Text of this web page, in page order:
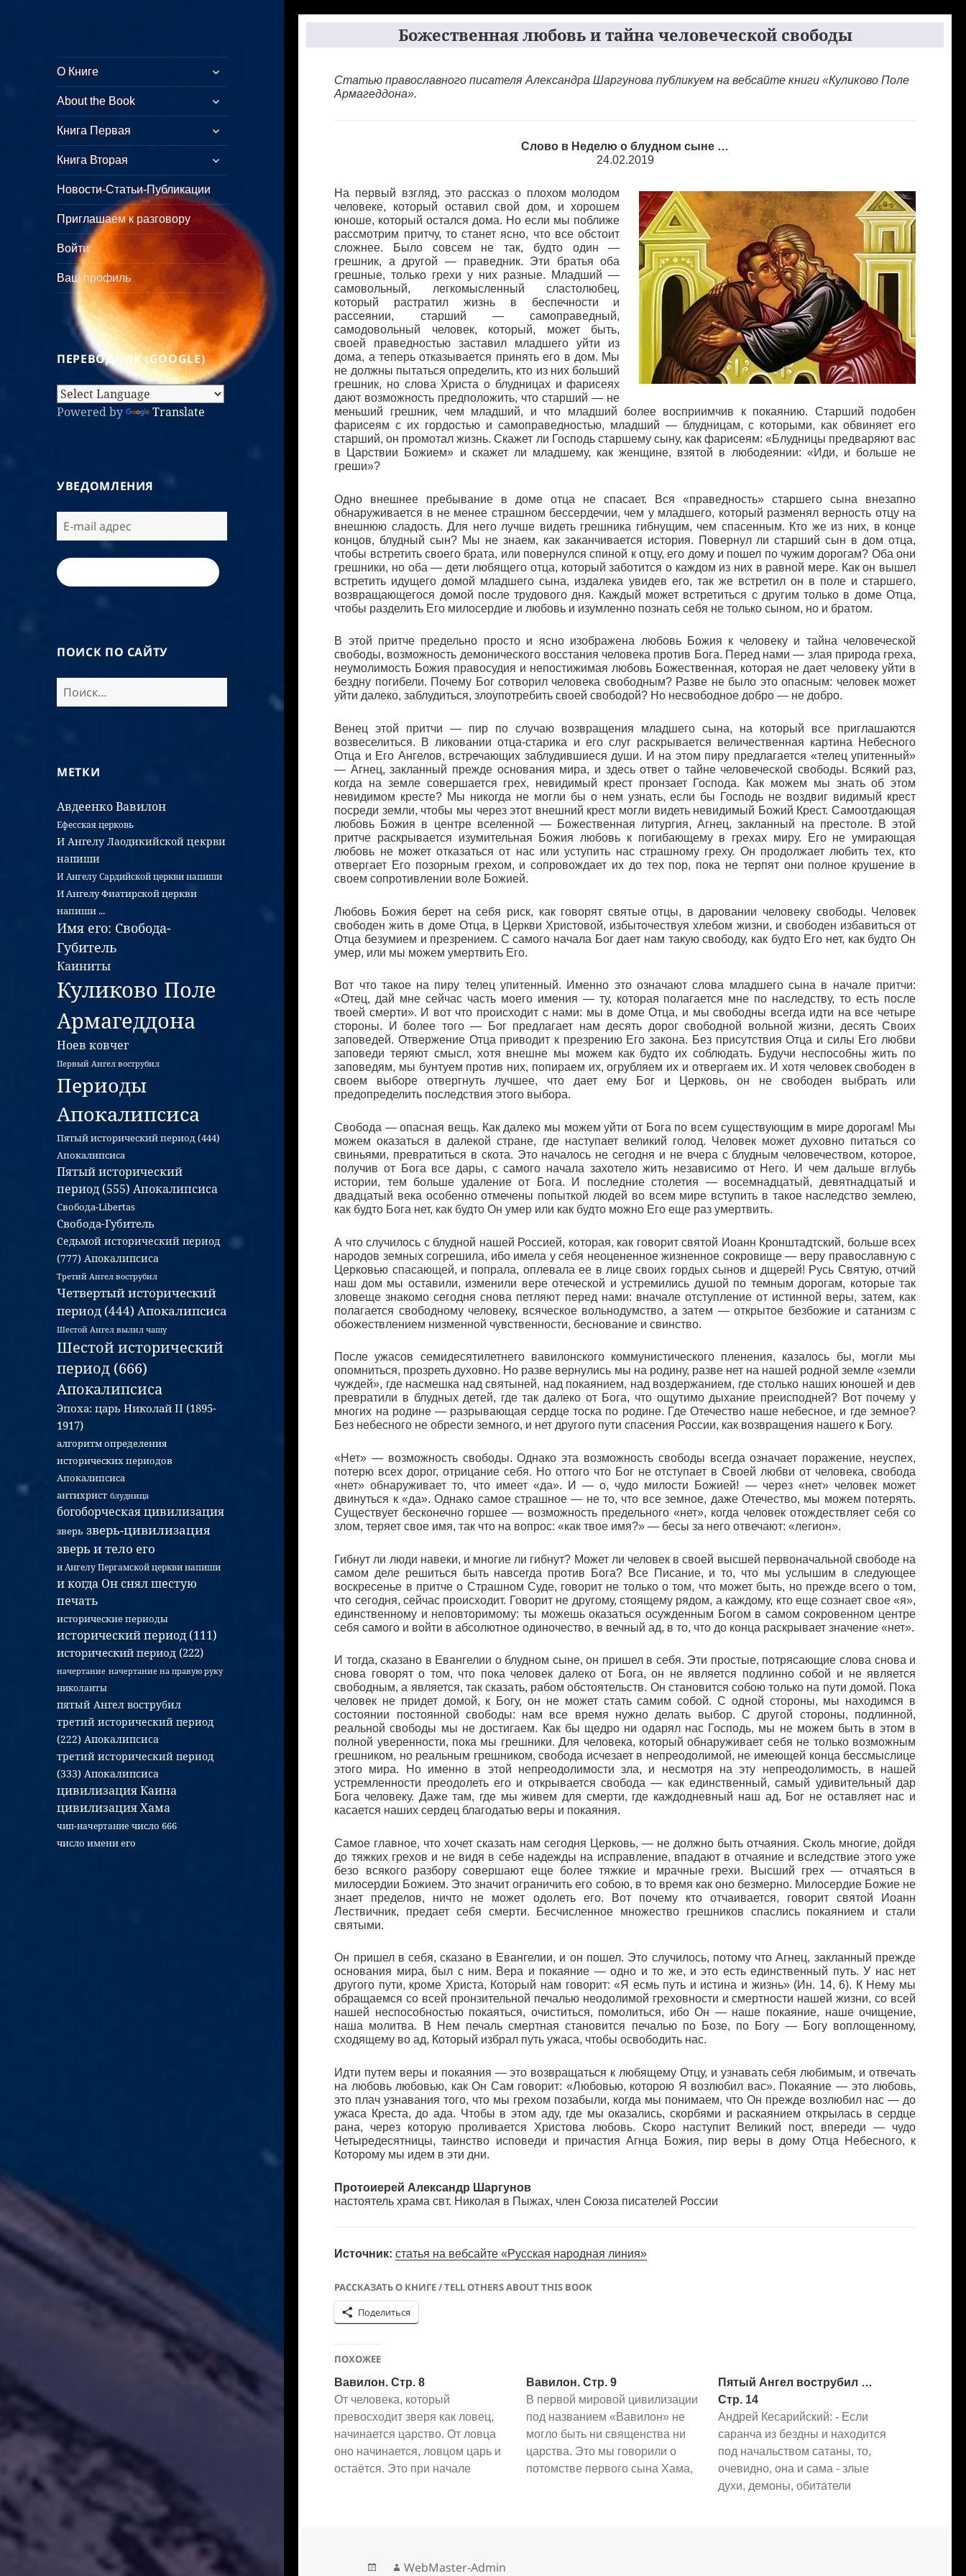
Куликово Поле
Армагеддона
Толкование символических
смыслов стихов Откровения
О Книге
About the Book
Книга Первая
Книга Вторая
Новости-Статьи-Публикации
Приглашаем к разговору
Войти
Ваш профиль
ПЕРЕВОДЧИК (GOOGLE)
Powered by Translate
УВЕДОМЛЕНИЯ
ПОИСК ПО САЙТУ
МЕТКИ
АвдеенкоВавилон
Ефесская церковь
И Ангелу Лаодикийской цекрви
напиши
И Ангелу Сардийской церкви напиши
И Ангелу Фиатирской церкви
напиши ...
Имя его: Свобода-
Губитель
Каиниты
Куликово Поле
Армагеддона
Ноев ковчег
Первый Ангел вострубил
Периоды
Апокалипсиса
Пятый исторический период (444)
Апокалипсиса
Пятый исторический
период (555) Апокалипсиса
Свобода-Libertas
Свобода-Губитель
Седьмой исторический период
(777) Апокалипсиса
Третий Ангел вострубил
Четвертый исторический
период (444) Апокалипсиса
Шестой Ангел вылил чашу
Шестой исторический
период (666)
Апокалипсиса
Эпоха: царь Николай II (1895-
1917)
алгоритм определения
исторических периодов
Апокалипсиса
антихрист блудница
богоборческая цивилизация
зверь зверь-цивилизация
зверь и тело его
и Ангелу Пергамской церкви напиши
и когда Он снял шестую
печать
исторические периоды
исторический период (111)
исторический период (222)
начертание начертание на правую руку
николаиты
пятый Ангел вострубил
третий исторический период
(222) Апокалипсиса
третий исторический период
(333) Апокалипсиса
цивилизация Каина
цивилизация Хама
чип-начертание число 666
число имени его
Божественная любовь и тайна человеческой свободы
Статью православного писателя Александра Шаргунова публикуем на вебсайте книги «Куликово Поле
Армагеддона».
Слово в Неделю о блудном сыне …
24.02.2019
На первый взгляд, это рассказ о плохом молодом
человеке, который оставил свой дом, и хорошем
юноше, который остался дома. Но если мы поближе
рассмотрим притчу, то станет ясно, что все обстоит
сложнее. Было совсем не так, будто один —
грешник, а другой — праведник. Эти братья оба
грешные, только грехи у них разные. Младший —
самовольный, легкомысленный сластолюбец,
который растратил жизнь в беспечности и
рассеянии, старший — самоправедный,
самодовольный человек, который, может быть,
своей праведностью заставил младшего уйти из
дома, а теперь отказывается принять его в дом. Мы
не должны пытаться определить, кто из них больший
грешник, но слова Христа о блудницах и фарисеях
дают возможность предположить, что старший — не
меньший грешник, чем младший, и что младший более восприимчив к покаянию. Старший подобен
фарисеям с их гордостью и самоправедностью, младший — блудницам, с которыми, как обвиняет его
старший, он промотал жизнь. Скажет ли Господь старшему сыну, как фарисеям: «Блудницы предваряют вас
в Царствии Божием» и скажет ли младшему, как женщине, взятой в любодеянии: «Иди, и больше не
греши»?
Одно внешнее пребывание в доме отца не спасает. Вся «праведность» старшего сына внезапно
обнаруживается в не менее страшном бессердечии, чем у младшего, который разменял верность отцу на
внешнюю сладость. Для него лучше видеть грешника гибнущим, чем спасенным. Кто же из них, в конце
концов, блудный сын? Мы не знаем, как заканчивается история. Повернул ли старший сын в дом отца,
чтобы встретить своего брата, или повернулся спиной к отцу, его дому и пошел по чужим дорогам? Оба они
грешники, но оба — дети любящего отца, который заботится о каждом из них в равной мере. Как он вышел
встретить идущего домой младшего сына, издалека увидев его, так же встретил он в поле и старшего,
возвращающегося домой после трудового дня. Каждый может встретиться с другим только в доме Отца,
чтобы разделить Его милосердие и любовь и изумленно познать себя не только сыном, но и братом.
В этой притче предельно просто и ясно изображена любовь Божия к человеку и тайна человеческой
свободы, возможность демонического восстания человека против Бога. Перед нами — злая природа греха,
неумолимость Божия правосудия и непостижимая любовь Божественная, которая не дает человеку уйти в
бездну погибели. Почему Бог сотворил человека свободным? Разве не было это опасным: человек может
уйти далеко, заблудиться, злоупотребить своей свободой? Но несвободное добро — не добро.
Венец этой притчи — пир по случаю возвращения младшего сына, на который все приглашаются
возвеселиться. В ликовании отца-старика и его слуг раскрывается величественная картина Небесного
Отца и Его Ангелов, встречающих заблудившиеся души. И на этом пиру предлагается «телец упитенный»
— Агнец, закланный прежде основания мира, и здесь ответ о тайне человеческой свободы. Всякий раз,
когда на земле совершается грех, невидимый крест пронзает Господа. Как можем мы знать об этом
невидимом кресте? Мы никогда не могли бы о нем узнать, если бы Господь не воздвиг видимый крест
посреди земли, чтобы мы через этот внешний крест могли видеть невидимый Божий Крест. Самоотдающая
любовь Божия в центре вселенной — Божественная литургия, Агнец, закланный на престоле. В этой
притче раскрывается изумительная Божия любовь к погибающему в грехах миру. Его не умирающая
любовь не может отказаться от нас или уступить нас страшному греху. Он продолжает любить тех, кто
отвергает Его позорным грехом, и сопровождает их до тех пор, пока не терпят они полное крушение в
своем сопротивлении воле Божией.
Любовь Божия берет на себя риск, как говорят святые отцы, в даровании человеку свободы. Человек
свободен жить в доме Отца, в Церкви Христовой, избыточествуя хлебом жизни, и свободен избавиться от
Отца безумием и презрением. С самого начала Бог дает нам такую свободу, как будто Его нет, как будто Он
умер, или мы можем умертвить Его.
Вот что такое на пиру телец упитенный. Именно это означают слова младшего сына в начале притчи:
«Отец, дай мне сейчас часть моего имения — ту, которая полагается мне по наследству, то есть после
твоей смерти». И вот что происходит с нами: мы в доме Отца, и мы свободны всегда идти на все четыре
стороны. И более того — Бог предлагает нам десять дорог свободной вольной жизни, десять Своих
заповедей. Отвержение Отца приводит к презрению Его закона. Без присутствия Отца и силы Его любви
заповеди теряют смысл, хотя внешне мы можем как будто их соблюдать. Будучи неспособны жить по
заповедям, мы бунтуем против них, попираем их, огрубляем их и отвергаем их. И хотя человек свободен в
своем выборе отвергнуть лучшее, что дает ему Бог и Церковь, он не свободен выбрать или
предопределить последствия этого выбора.
Свобода — опасная вещь. Как далеко мы можем уйти от Бога по всем существующим в мире дорогам! Мы
можем оказаться в далекой стране, где наступает великий голод. Человек может духовно питаться со
свиньями, превратиться в скота. Это началось не сегодня и не вчера с блудным человечеством, которое,
получив от Бога все дары, с самого начала захотело жить независимо от Него. И чем дальше вглубь
истории, тем больше удаление от Бога. И последние столетия — восемнадцатый, девятнадцатый и
двадцатый века особенно отмечены попыткой людей во всем мире вступить в такое наследство землею,
как будто Бога нет, как будто Он умер или как будто можно Его еще раз умертвить.
А что случилось с блудной нашей Россией, которая, как говорит святой Иоанн Кронштадтский, больше всех
народов земных согрешила, ибо имела у себя неоцененное жизненное сокровище — веру православную с
Церковью спасающей, и попрала, оплевала ее в лице своих гордых сынов и дщерей! Русь Святую, отчий
наш дом мы оставили, изменили вере отеческой и устремились душой по темным дорогам, которые так
зловеще знакомо сегодня снова петляют перед нами: вначале отступление от истинной веры, затем, как
полагается свободному человеку, всяческое вольнодумство, а затем — открытое безбожие и сатанизм с
обожествлением низменной чувственности, беснование и свинство.
После ужасов семидесятилетнего вавилонского коммунистического пленения, казалось бы, могли мы
опомниться, прозреть духовно. Но разве вернулись мы на родину, разве нет на нашей родной земле «земли
чуждей», где насмешка над святыней, над покаянием, над воздержанием, где столько наших юношей и дев
превратили в блудных детей, где так далеко от Бога, что ощутимо дыхание преисподней? Вот почему у
многих на родине — разрывающая сердце тоска по родине. Где Отечество наше небесное, и где земное?
Без небесного не обрести земного, и нет другого пути спасения России, как возвращения нашего к Богу.
«Нет» — возможность свободы. Однако эта возможность свободы всегда означает поражение, неуспех,
потерю всех дорог, отрицание себя. Но оттого что Бог не отступает в Своей любви от человека, свобода
«нет» обнаруживает то, что имеет «да». И — о, чудо милости Божией! — через «нет» человек может
двинуться к «да». Однако самое страшное — не то, что все земное, даже Отечество, мы можем потерять.
Существует бесконечно горшее — возможность предельного «нет», когда человек отождествляет себя со
злом, теряет свое имя, так что на вопрос: «как твое имя?» — бесы за него отвечают: «легион».
Гибнут ли люди навеки, и многие ли гибнут? Может ли человек в своей высшей первоначальной свободе на
самом деле решиться быть навсегда против Бога? Все Писание, и то, что мы услышим в следующее
воскресенье в притче о Страшном Суде, говорит не только о том, что может быть, но прежде всего о том,
что сегодня, сейчас происходит. Говорит не другому, стоящему рядом, а каждому, кто еще сознает свое «я»,
единственному и неповторимому: ты можешь оказаться осужденным Богом в самом сокровенном центре
себя самого и войти в абсолютное одиночество, в вечный ад, в то, что до конца раскрывает значение «нет».
И тогда, сказано в Евангелии о блудном сыне, он пришел в себя. Эти простые, потрясающие слова снова и
снова говорят о том, что пока человек далеко от Бога, он не является подлинно собой и не является
свободным, а является, так сказать, рабом обстоятельств. Он становится собою только на пути домой. Пока
человек не придет домой, к Богу, он не может стать самим собой. С одной стороны, мы находимся в
состоянии постоянной свободы: нам все время нужно делать выбор. С другой стороны, подлинной,
реальной свободы мы не достигаем. Как бы щедро ни одарял нас Господь, мы не можем быть в этом в
полной уверенности, пока мы грешники. Для человека, который обнаруживает себя не только возможным
грешником, но реальным грешником, свобода исчезает в непреодолимой, не имеющей конца бессмыслице
этого мира. Но именно в этой непреодолимости зла, и несмотря на эту непреодолимость, в нашей
устремленности преодолеть его и открывается свобода — как единственный, самый удивительный дар
Бога человеку. Даже там, где мы живем для смерти, где каждодневный наш ад, Бог не оставляет нас и
касается наших сердец благодатью веры и покаяния.
Самое главное, что хочет сказать нам сегодня Церковь, — не должно быть отчаяния. Сколь многие, дойдя
до тяжких грехов и не видя в себе надежды на исправление, впадают в отчаяние и вследствие этого уже
безо всякого разбору совершают еще более тяжкие и мрачные грехи. Высший грех — отчаяться в
милосердии Божием. Это значит ограничить его собою, в то время как оно безмерно. Милосердие Божие не
знает пределов, ничто не может одолеть его. Вот почему кто отчаивается, говорит святой Иоанн
Лествичник, предает себя смерти. Бесчисленное множество грешников спаслись покаянием и стали
святыми.
Он пришел в себя, сказано в Евангелии, и он пошел. Это случилось, потому что Агнец, закланный прежде
основания мира, был с ним. Вера и покаяние — одно и то же, и это есть единственный путь. У нас нет
другого пути, кроме Христа, Который нам говорит: «Я есмь путь и истина и жизнь» (Ин. 14, 6). К Нему мы
обращаемся со всей пронзительной печалью неодолимой греховности и смертности нашей жизни, со всей
нашей неспособностью покаяться, очиститься, помолиться, ибо Он — наше покаяние, наше очищение,
наша молитва. В Нем печаль смертная становится печалью по Бозе, по Богу — Богу воплощенному,
сходящему во ад, Который избрал путь ужаса, чтобы освободить нас.
Идти путем веры и покаяния — это возвращаться к любящему Отцу, и узнавать себя любимым, и отвечать
на любовь любовью, как Он Сам говорит: «Любовью, которою Я возлюбил вас». Покаяние — это любовь,
это плач узнавания того, что мы грехом позабыли, когда мы понимаем, что Он прежде возлюбил нас — до
ужаса Креста, до ада. Чтобы в этом аду, где мы оказались, скорбями и раскаянием открылась в сердце
рана, через которую проливается Христова любовь. Скоро наступит Великий пост, впереди — чудо
Четыредесятницы, таинство исповеди и причастия Агнца Божия, пир веры в дому Отца Небесного, к
Которому мы идем в эти дни.
Протоиерей Александр Шаргунов
настоятель храма свт. Николая в Пыжах, член Союза писателей России
Источник: статья на вебсайте «Русская народная линия»
РАССКАЗАТЬ О КНИГЕ / TELL OTHERS ABOUT THIS BOOK
Поделиться
ПОХОЖЕЕ
Вавилон. Cтр. 8
От человека, который
превосходит зверя как ловец,
начинается царство. От ловца
оно начинается, ловцом царь и
остаётся. Это при начале
должен быть тем, кого называют
Вавилон. Cтр. 9
В первой мировой цивилизации
под названием «Вавилон» не
могло быть ни священства ни
царства. Это мы говорили о
потомстве первого сына Хама,
Пятый Ангел вострубил …
Стр. 14
Андрей Кесарийский: - Если
саранча из бездны и находится
под начальством сатаны, то,
очевидно, она и сама - злые
духи, демоны, обитатели
WebMaster-Admin